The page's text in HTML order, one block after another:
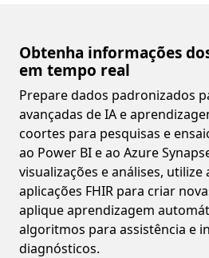
Obtenha informações
em tempo real
Prepare dados padronizados
avançadas de IA e
coortes para pesquisas e
ao Power BI e ao Azure
visualizações e análises, utilize
aplicações FHIR para criar
aplique aprendizagem
algoritmos para assistência e
diagnósticos.